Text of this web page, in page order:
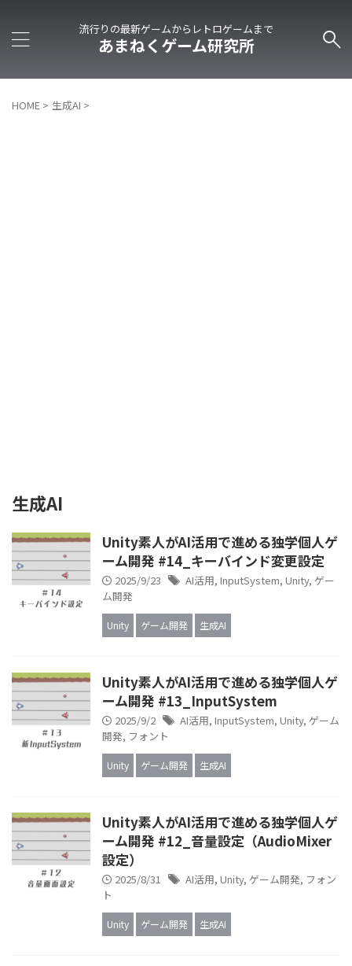
流行りの最新ゲームからレトロゲームまで
あまねくゲーム研究所
HOME > 生成AI >
生成AI
Unity素人がAI活用で進める独学個人ゲ
ーム開発 #14_キーバインド変更設定
2025/9/23 AI活用, InputSystem, Unity, ゲー
ム開発
Unity ゲーム開発 生成AI
Unity素人がAI活用で進める独学個人ゲ
ーム開発 #13_InputSystem
2025/9/2 AI活用, InputSystem, Unity, ゲーム
開発, フォント
Unity ゲーム開発 生成AI
Unity素人がAI活用で進める独学個人ゲ
ーム開発 #12_音量設定（AudioMixer
設定）
2025/8/31 AI活用, Unity, ゲーム開発, フォン
ト
Unity ゲーム開発 生成AI